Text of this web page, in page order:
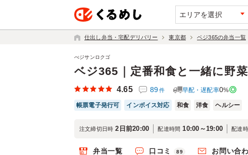
エリアを選択
仕出し弁当・宅配デリバリー 東京都 ベジ365の弁当一覧
ベジ365｜定番和食と一緒に野
べジサンロクゴ
4.65 89件 早配・遅配率0%
帳票電子発行可 インボイス対応 和食 洋食 ヘルシー
注文締切日時 2日前20:00 配達時間 10:00～19:00 配達
弁当一覧 口コミ 89 お問い合